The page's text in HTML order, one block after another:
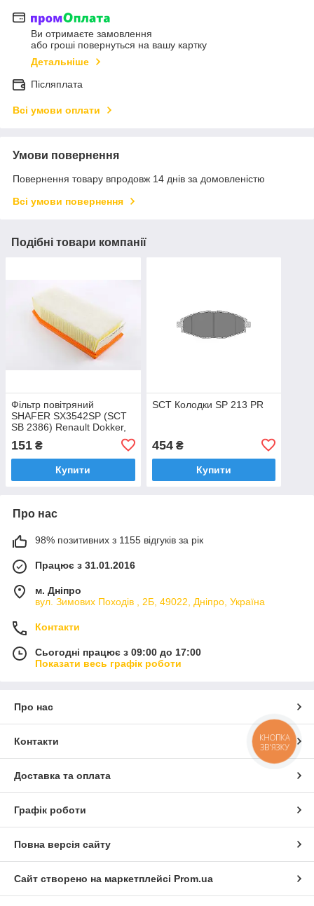
Ви отримаєте замовлення
або гроші повернуться на вашу картку
Детальніше
Післяплата
Всі умови оплати
Умови повернення
Повернення товару впродовж 14 днів за домовленістю
Всі умови повернення
Подібні товари компанії
Фільтр повітряний
SHAFER SX3542SP (SCT
SB 2386) Renault Dokker,
Clio IV, 0.9-1.6, 12
151 ₴
Купити
SCT Колодки SP 213 PR
454₴
Купити
Про нас
98% позитивних з 1155 відгуків за рік
Працює з 31.01.2016
м. Дніпро
вул. Зимових Походiв , 2Б, 49022, Дніпро, Україна
Контакти
Сьогодні працює з 09:00 до 17:00
Показати весь графік роботи
Про нас
Контакти
Доставка та оплата
Графік роботи
Повна версія сайту
Сайт створено на маркетплейсі Prom.ua
КНОПКА
ЗВ'ЯЗКУ